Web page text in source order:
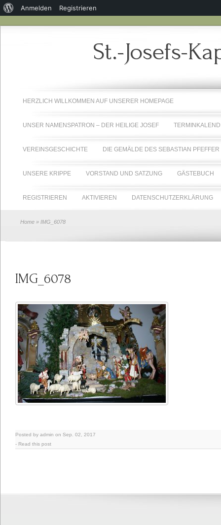
St.-Josefs-
HERZLICH WILLKOMMEN AUF UNSERER HOMEPAGE
UNSER NAMENSPATRON – DER HEILIGE JOSEF
VEREINSGESCHICHTE DIE GEMÄLDE DES SEBASTIAN PFEFFER
UNSERE KRIPPE VORSTAND UND SATZUNG GÄSTEBUCH
REGISTRIEREN AKTIVIEREN DATENSCHUTZERKLÄRUNG
Home » IMG_6078
IMG_6078
Posted by admin on Sep. 02, 2017
- Read this post
Über
Anmelden Registrieren